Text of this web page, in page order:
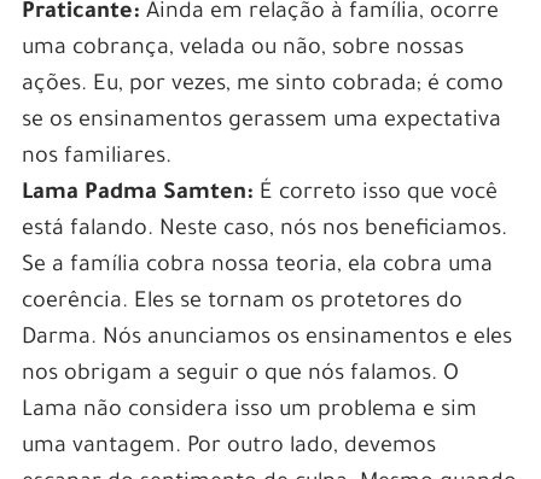
Praticante: Ainda em relação à família, ocorre
uma cobrança, velada ou não, sobre nossas
ações. Eu, por vezes, me sinto cobrada; é como
se os ensinamentos gerassem uma expectativa
nos familiares.
Lama Padma Samten: É correto isso que você
está falando. Neste caso, nós nos beneficiamos.
Se a família cobra nossa teoria, ela cobra uma
coerência. Eles se tornam os protetores do
Darma. Nós anunciamos os ensinamentos e eles
nos obrigam a seguir o que nós falamos. O
Lama não considera isso um problema e sim
uma vantagem. Por outro lado, devemos